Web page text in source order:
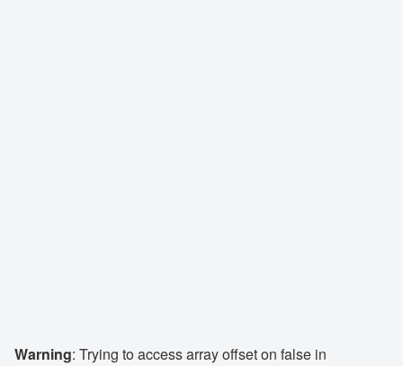
Warning: Trying to access array offset on false in